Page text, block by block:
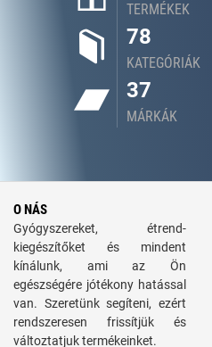
TERMÉKEK
78
KATEGÓRIÁK
37
MÁRKÁK
O NÁS
Gyógyszereket, étrend-
kiegészítőket és mindent
kínálunk, ami az Ön
egészségére jótékony hatással
van. Szeretünk segíteni, ezért
rendszeresen frissítjük és
változtatjuk termékeinket.